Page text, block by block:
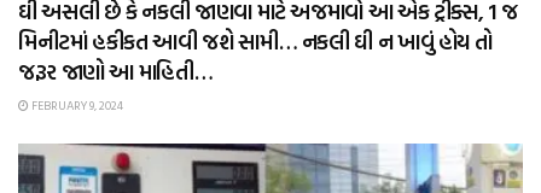
ઘી અસલી છે કે નકલી જાણવા માટે અજમાવો આ એક ટ્રીક્સ, 1 જ
મિનીટમાં હકીકત આવી જશે સામી… નકલી ઘી ન ખાવું હોય તો
જરૂર જાણો આ માહિતી…
FEBRUARY 9, 2024